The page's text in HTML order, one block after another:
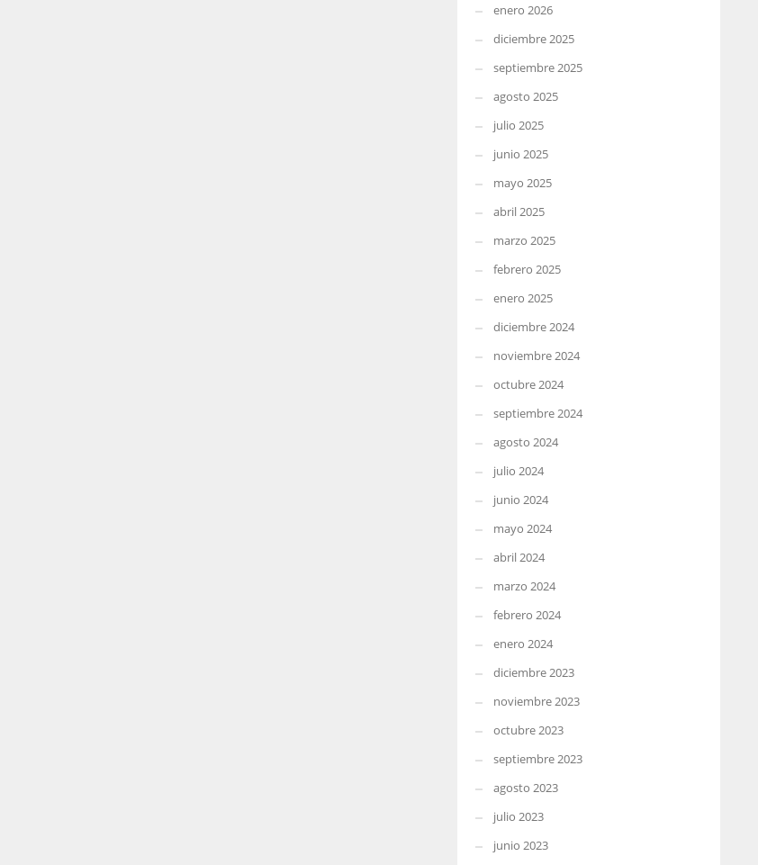
enero 2026
diciembre 2025
septiembre 2025
agosto 2025
julio 2025
junio 2025
mayo 2025
abril 2025
marzo 2025
febrero 2025
enero 2025
diciembre 2024
noviembre 2024
octubre 2024
septiembre 2024
agosto 2024
julio 2024
junio 2024
mayo 2024
abril 2024
marzo 2024
febrero 2024
enero 2024
diciembre 2023
noviembre 2023
octubre 2023
septiembre 2023
agosto 2023
julio 2023
junio 2023